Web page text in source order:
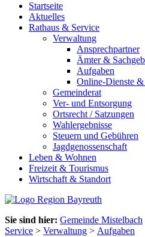
Startseite
Aktuelles
Rathaus & Service
Verwaltung
Ansprechpartner
Ämter &
Aufgaben
Online-Dienste
Gemeinderat
Ver- und Entsorgung
Ortsrecht / Satzungen
Wahlergebnisse
Steuern und Gebühren
Jagdgenossenschaft
Leben & Wohnen
Freizeit & Tourismus
Wirtschaft & Standort
Sie sind hier: Gemeinde Mistelbach
Service > Verwaltung > Aufgaben